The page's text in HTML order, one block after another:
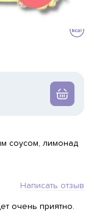
соусом, лимонад
Написать отзыв
очень приятно.